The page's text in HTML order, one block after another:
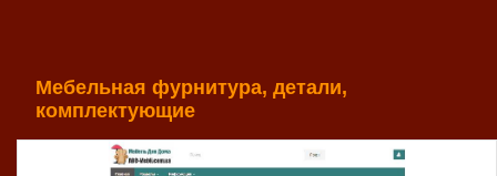
Мебельная фурнитура, детали,
комплектующие